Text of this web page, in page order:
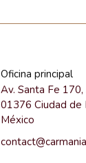
Oficina principal
Av. Santa Fe
01376 Ciudad de
México